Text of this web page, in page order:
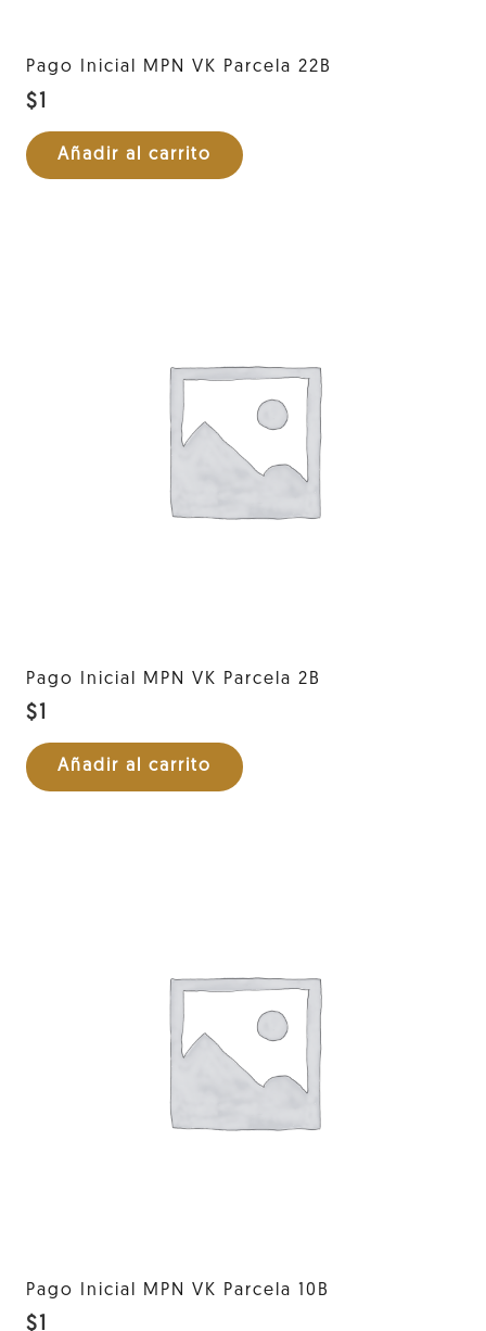
Pago Inicial MPN VK Parcela 22B
$1
Añadir al carrito
Pago Inicial MPN VK Parcela 2B
$1
Añadir al carrito
Pago Inicial MPN VK Parcela 10B
$ 1